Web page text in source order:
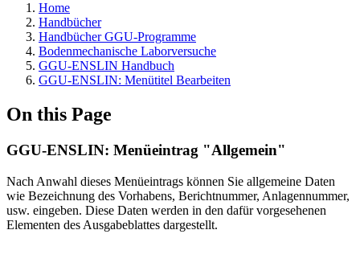
Home
Handbücher
Handbücher GGU-Programme
Bodenmechanische Laborversuche
GGU-ENSLIN Handbuch
GGU-ENSLIN: Menütitel Bearbeiten
On this Page
GGU-ENSLIN: Menüeintrag "Allgemein"
Nach Anwahl dieses Menüeintrags können Sie allgemeine Daten
wie Bezeichnung des Vorhabens, Berichtnummer, Anlagennummer,
usw. eingeben. Diese Daten werden in den dafür vorgesehenen
Elementen des Ausgabeblattes dargestellt.